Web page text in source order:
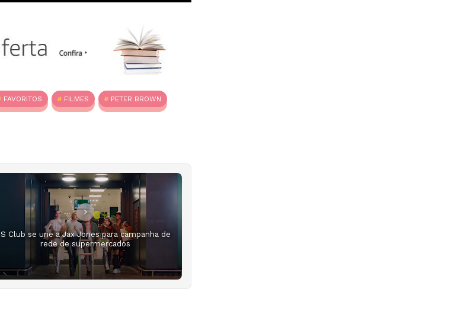
FAVORITOS FILMES PETER BROWN
S Club se une a Jax Jones para campanha de
rede de supermercados